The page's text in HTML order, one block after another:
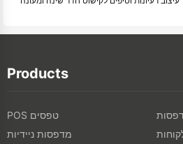
Products
POS טפסים
מדפסות ניידיות